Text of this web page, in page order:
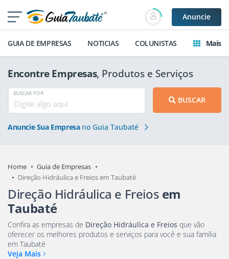
Anuncie
GUIA DE EMPRESAS NOTICIAS COLUNISTAS Mais
Encontre Empresas, Produtos e Serviços
BUSCAR POR
BUSCAR
Anuncie Sua Empresano Guia Taubaté
Home
Guia de Empresas
Direção Hidráulica e Freios em Taubaté
Direção Hidráulica e Freios em
Taubaté
Confira as empresas de Direção Hidráulica e Freios que vão
oferecer os melhores produtos e serviços para você e sua família
em Taubaté
Veja Mais